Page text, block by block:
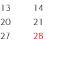
13
14
20
21
27
28